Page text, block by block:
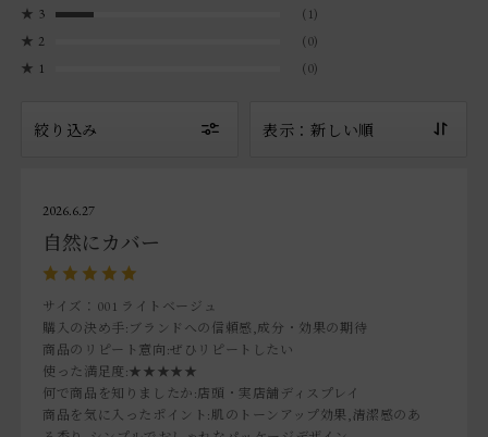
★ 3
(1)
★ 2
(0)
★ 1 (0)
絞り込み 表示：新しい順
2026.6.27
自然にカバー
サイズ：001 ライトベージュ
購入の決め手:ブランドへの信頼感,成分・効果の期待
商品のリピート意向:ぜひリピートしたい
使った満足度:★★★★★
何で商品を知りましたか:店頭・実店舗ディスプレイ
商品を気に入ったポイント :肌のトーンアップ効果,清潔感のあ